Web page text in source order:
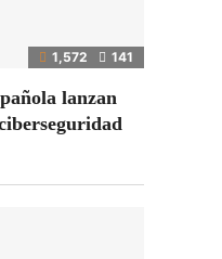
1,572 141
lanzan